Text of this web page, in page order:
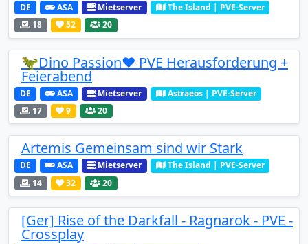
DE ASA Mietserver
The Island | PVE-Server
18
52 20
🦖Dino Passion❤️ PVE Herausforderung +
Feierabend
DE ASA Mietserver
Astraeos | PVE-Server
17
9 20
Artemis Gemeinsam sind wir Stark
DE ASA Mietserver
The Island | PVE-Server
14
32 20
[Ger] Rise of the Darkfall - Ragnarok - PVE -
Crossplay